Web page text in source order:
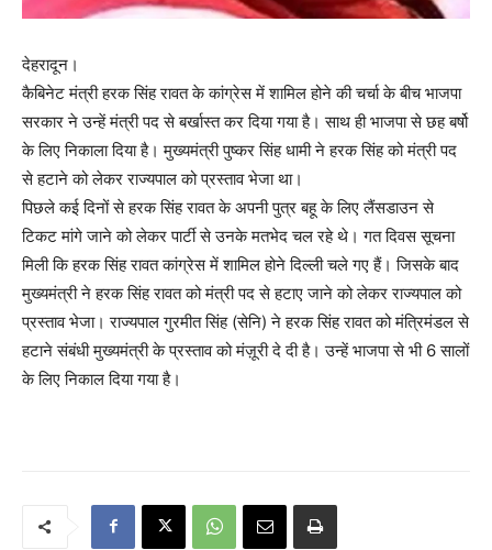
देहरादून।
कैबिनेट मंत्री हरक सिंह रावत के कांग्रेस में शामिल होने की चर्चा के बीच भाजपा
सरकार ने उन्हें मंत्री पद से बर्खास्त कर दिया गया है। साथ ही भाजपा से छह बर्षो
के लिए निकाला दिया है। मुख्यमंत्री पुष्कर सिंह धामी ने हरक सिंह को मंत्री पद
से हटाने को लेकर राज्यपाल को प्रस्ताव भेजा था।
पिछले कई दिनों से हरक सिंह रावत के अपनी पुत्र बहू के लिए लैंसडाउन से
टिकट मांगे जाने को लेकर पार्टी से उनके मतभेद चल रहे थे। गत दिवस सूचना
मिली कि हरक सिंह रावत कांग्रेस में शामिल होने दिल्ली चले गए हैं। जिसके बाद
मुख्यमंत्री ने हरक सिंह रावत को मंत्री पद से हटाए जाने को लेकर राज्यपाल को
प्रस्ताव भेजा। राज्यपाल गुरमीत सिंह (सेनि) ने हरक सिंह रावत को मंत्रिमंडल से
हटाने संबंधी मुख्यमंत्री के प्रस्ताव को मंज़ूरी दे दी है। उन्हें भाजपा से भी 6 सालों
के लिए निकाल दिया गया है।